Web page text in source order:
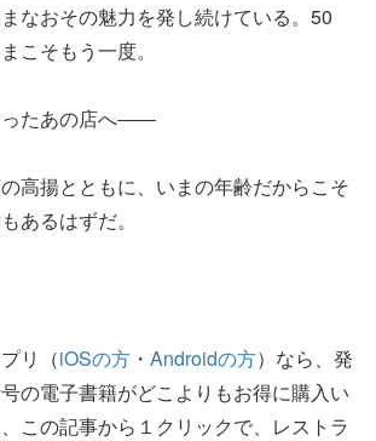
なおその魅力を発し続けている。50
こそもう一度。
ったあの店へ――
高揚とともに、いまの年齢だからこそ
あるはずだ。
リ（iOSの方 ・ Androidの方）なら、発
の電子書籍がどこよりもお得に購入い
この記事から１クリックで、レストラ